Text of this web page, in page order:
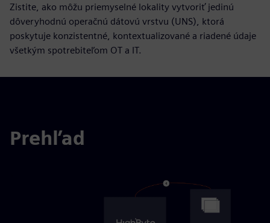
Zistite, ako môžu priemyselné lokality vytvoriť jedinú
dôveryhodnú operačnú dátovú vrstvu (UNS), ktorá
poskytuje konzistentné, kontextualizované a riadené údaje
všetkým spotrebiteľom OT a IT.
Prehľad